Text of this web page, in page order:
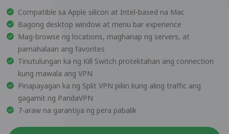
Compatible sa Apple silicon at Intel-based na Mac
Bagong desktop window at menu bar experience
Mag-browse ng locations, maghanap ng servers, at
pamahalaan ang favorites
Tinutulungan ka ng Kill Switch protektahan ang connection
kung mawala ang VPN
Pinapayagan ka ng Split VPN piliin kung aling traffic ang
gagamit ng PandaVPN
7-araw na garantiya ng pera pabalik